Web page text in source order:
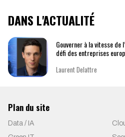
DANS L'ACTUALITÉ
Gouverner à la vitesse de
défi des entreprises
Laurent Delattre
Plan du site
Data / IA